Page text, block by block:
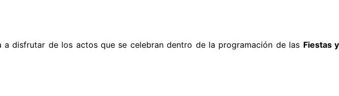
disfrutar de los actos que se celebran dentro de la programación de las Fiestas y